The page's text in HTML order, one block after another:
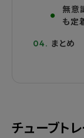
無意
も定
まとめ
チューブト